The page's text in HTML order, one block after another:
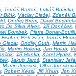
, Tomáš Bartoň, Lukáš Bařinka,
Bičík, Václav Blažej,Zdeněk
, Ondřej Brém, David Buchtela
Da Silva Alves, Jiří Daněček,
Dombek, Pierre Donat-
Fischer, Petr Fišer, Tomáš Flouri
Glazar, Ondřej Guth, Martin
, Martin Holeňa, Jan Holub,
, Jiří Hunka, Karel Hynek,
, Jakub Jaroš, Stanislav
, Martin Jureček, Olha Jurečková
, Robert Kessl, Jiří Khun, Jan